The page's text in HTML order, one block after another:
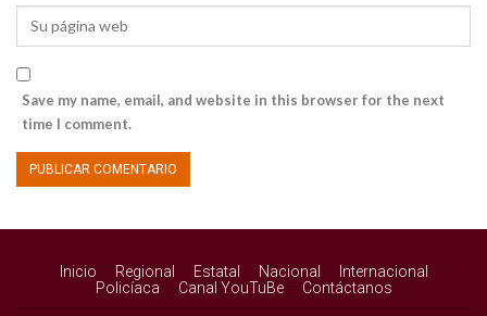
Save my name, email, and website in this browser for the next
time I comment.
Inicio Regional Estatal Nacional
Internacional
Policíaca
Canal YouTuBe Contáctanos